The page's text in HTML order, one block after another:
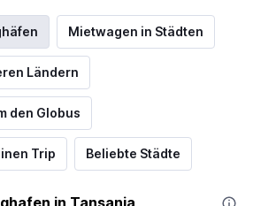
Mietwagen in Städten
Ländern
den Globus
Trip Beliebte Städte
in Tansania